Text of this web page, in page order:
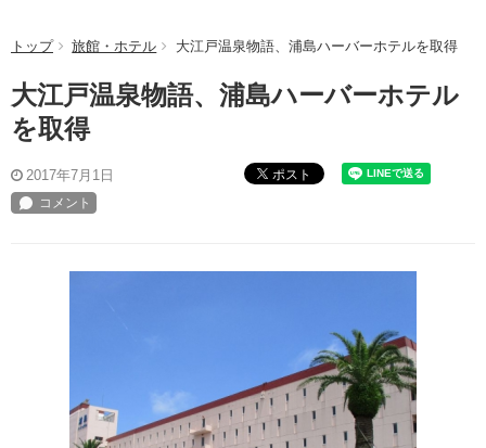
トップ 旅館・ホテル 大江戸温泉物語、浦島ハーバーホテルを取得
大江戸温泉物語、浦島ハーバーホテル
を取得
2017年7月1日 ポスト